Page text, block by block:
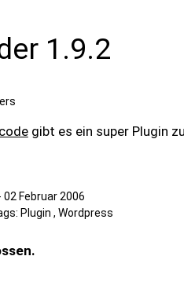
1.9.2
gibt es ein super Plugin
Februar 2006
Plugin , Wordpress